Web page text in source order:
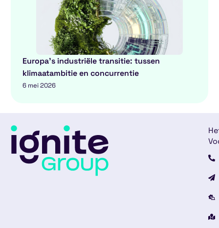
Europa’s industriële transitie: tussen
klimaatambitie en concurrentie
6 mei 2026